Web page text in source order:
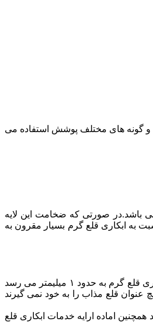
و گونه های مختلف پوشش استفاده می
باشد و اند قلع انجام می شود. نتیجه آن سطح بسیار نازک در حد ۱۰ الی ۳۰ میکرون ضخامت می باشد.در صورتی که ضخامت این لایه
به ابکاری قلع گرم بسیار مقرون به
آبکاری قلع گرم یا کوتینگ قلع گرم، در این روش قطعه را پس از گرم کردن قطعه آن را داخل وان قلع مذاب می گذارند تا پوشش قلع بگیرد. معمولا ضخامت قلع در آبکاری قلع گرم به حدود ۱ میلیمتر می رسد
هیچ عنوان قلع مذاب را به خود نمی گیرند
اماده ارایه خدمات ابکاری قلع